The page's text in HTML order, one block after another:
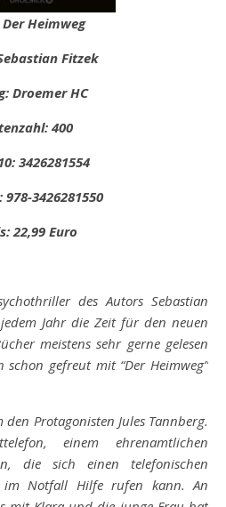
Der Heimweg
Fitzek
Droemer HC
400
3426281554
978-3426281550
22,99 Euro
des Autors Sebastian
Jahr die Zeit für den neuen
meistens sehr gerne gelesen
gefreut mit “Der Heimweg”
Protagonisten Jules Tannberg.
einem ehrenamtlichen
die sich einen telefonischen
im Notfall Hilfe rufen kann. An